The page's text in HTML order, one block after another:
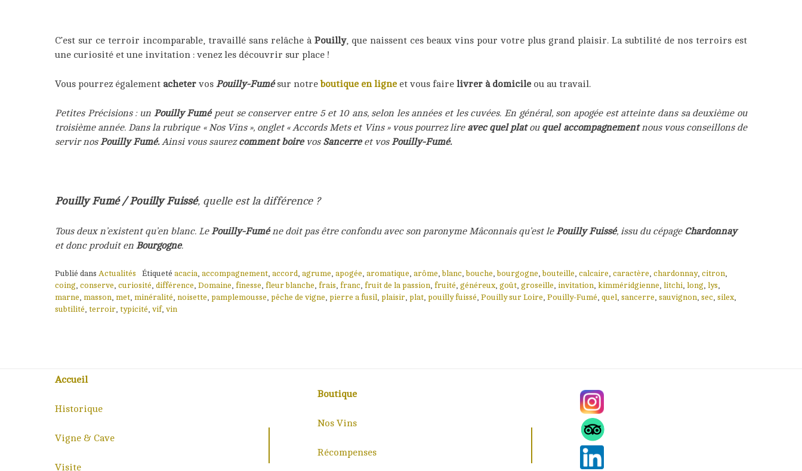
C’est sur ce terroir incomparable, travaillé sans relâche à Pouilly, que naissent ces beaux vins pour votre plus grand plaisir. La subtilité de nos terroirs est
une curiosité et une invitation : venez les découvrir sur place !
Vous pourrez également acheter vos Pouilly-Fumésur notreboutique en ligneet vous faire livrer à domicile ou au travail.
Petites Précisions : un Pouilly Fumé peut se conserver entre 5 et 10 ans, selon les années et les cuvées. En général, son apogée est atteinte dans sa deuxième ou
troisième année. Dans la rubrique « Nos Vins », onglet « Accords Mets et Vins » vous pourrez lire avec quel platou quel accompagnementnous vous conseillons de
servir nosPouilly Fumé.Ainsi vous saurezcomment boire vos Sancerreet vosPouilly-Fumé.
Pouilly Fumé / Pouilly Fuissé, quelle est la différence ?
Tous deux n’existent qu’en blanc. LePouilly-Fuméne doit pas être confondu avec son paronyme Mâconnais qu’est lePouilly Fuissé, issu du cépage Chardonnay
et donc produit en Bourgogne.
Publié dans Actualités Étiqueté acacia accompagnement accord agrume apogée aromatique arôme ,blanc ,bouche ,bourgogne ,bouteille calcaire caractère chardonnay, citron
coing conserve curiosité différence Domaine finesse fleur blanche frais franc fruit de la passion fruité généreux goût groseille invitation kimméridgienne litchi long lys
marne masson met minéralité noisette pamplemousse pêche de vigne pierre a fusil plaisir plat pouilly fuissé Pouilly sur Loire Pouilly-Fumé quel sancerre sauvignon sec silex
subtilité terroir typicité vif, vin
Accueil
Historique
Vigne & Cave
Visite
Boutique
Nos Vins
Récompenses